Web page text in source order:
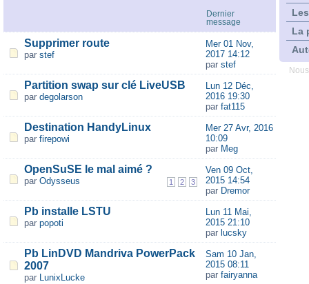
La
Dernier
message
Supprimer route
par stef
Mer 01 Nov,
2017 14:12
par stef
Partition swap sur clé LiveUSB
par degolarson
Lun 12 Déc,
2016 19:30
par fat115
Destination HandyLinux
par firepowi
Mer 27 Avr, 2016
10:09
par Meg
OpenSuSE le mal aimé ?
1 2 3
par Odysseus
Ven 09 Oct,
2015 14:54
par Dremor
Pb installe LSTU
par popoti
Lun 11 Mai,
2015 21:10
par lucsky
Pb LinDVD Mandriva PowerPack
2007
par LunixLucke
Sam 10 Jan,
2015 08:11
par fairyanna